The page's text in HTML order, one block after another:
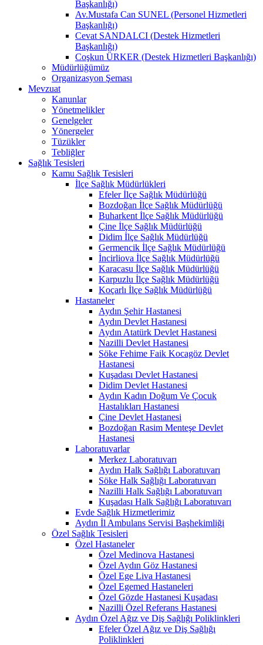
Başkanlığı)
Av.Mustafa Can SUNEL (Personel Hizmetleri
Başkanlığı)
Cevat SANDALCI (Destek Hizmetleri
Başkanlığı)
Coşkun ÜRKER (Destek Hizmetleri Başkanlığı)
Müdürlüğümüz
Organizasyon Şeması
Mevzuat
Kanunlar
Yönetmelikler
Genelgeler
Yönergeler
Tüzükler
Tebliğler
Sağlık Tesisleri
Kamu Sağlık Tesisleri
İlçe Sağlık Müdürlükleri
Efeler İlçe Sağlık Müdürlüğü
Bozdoğan İlçe Sağlık Müdürlüğü
Buharkent İlçe Sağlık Müdürlüğü
Çine İlçe Sağlık Müdürlüğü
Didim İlçe Sağlık Müdürlüğü
Germencik İlçe Sağlık Müdürlüğü
İncirliova İlçe Sağlık Müdürlüğü
Karacasu İlçe Sağlık Müdürlüğü
Karpuzlu İlçe Sağlık Müdürlüğü
Koçarlı İlçe Sağlık Müdürlüğü
Hastaneler
Aydın Şehir Hastanesi
Aydın Devlet Hastanesi
Aydın Atatürk Devlet Hastanesi
Nazilli Devlet Hastanesi
Söke Fehime Faik Kocagöz Devlet
Hastanesi
Kuşadası Devlet Hastanesi
Didim Devlet Hastanesi
Aydın Kadın Doğum Ve Çocuk
Hastalıkları Hastanesi
Çine Devlet Hastanesi
Bozdoğan Rasim Menteşe Devlet
Hastanesi
Laboratuvarlar
Merkez Laboratuvarı
Aydın Halk Sağlığı Laboratuvarı
Söke Halk Sağlığı Laboratuvarı
Nazilli Halk Sağlığı Laboratuvarı
Kuşadası Halk Sağlığı Laboratuvarı
Evde Sağlık Hizmetlerimiz
Aydın İl Ambulans Servisi Başhekimliği
Özel Sağlık Tesisleri
Özel Hastaneler
Özel Medinova Hastanesi
Özel Aydın Göz Hastanesi
Özel Ege Liva Hastanesi
Özel Egemed Hastaneleri
Özel Gözde Hastanesi Kuşadası
Nazilli Özel Referans Hastanesi
Aydın Özel Ağız ve Diş Sağlığı Poliklinkleri
Efeler Özel Ağız ve Diş Sağlığı
Poliklinkleri